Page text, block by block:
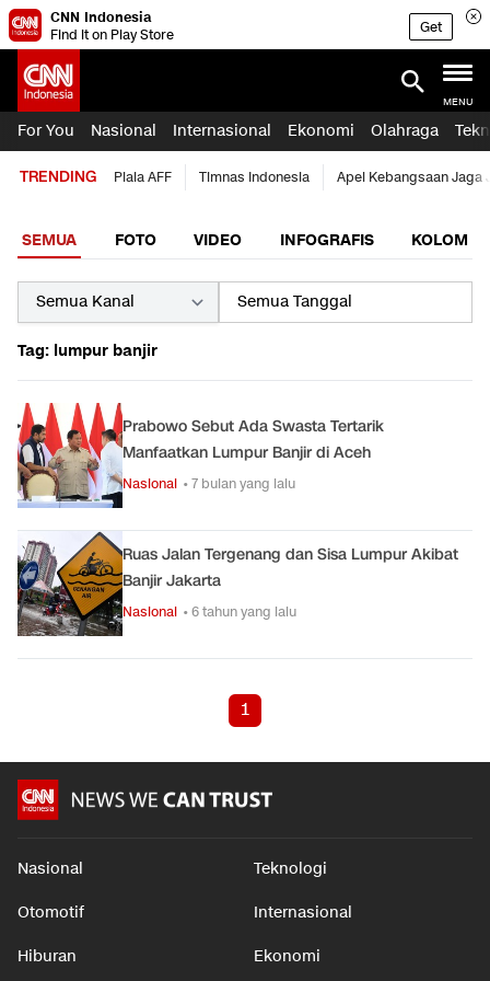
CNN Indonesia
Find it on Play Store
Get
MENU
For You Nasional Internasional Ekonomi Olahraga
TRENDING Piala AFF Timnas Indonesia Apel Kebangsaan Jaga
SEMUA FOTO VIDEO INFOGRAFIS KOLOM
Tag: lumpur banjir
Prabowo Sebut Ada Swasta Tertarik
Manfaatkan Lumpur Banjir di Aceh
Nasional • 7 bulan yang lalu
Ruas Jalan Tergenang dan Sisa Lumpur Akibat
Banjir Jakarta
Nasional • 6 tahun yang lalu
1
Nasional Teknologi
Otomotif Internasional
Hiburan Ekonomi